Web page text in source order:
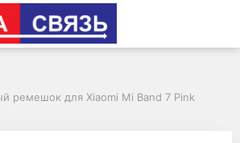
ремешок для Xiaomi Mi Band 7 Pink